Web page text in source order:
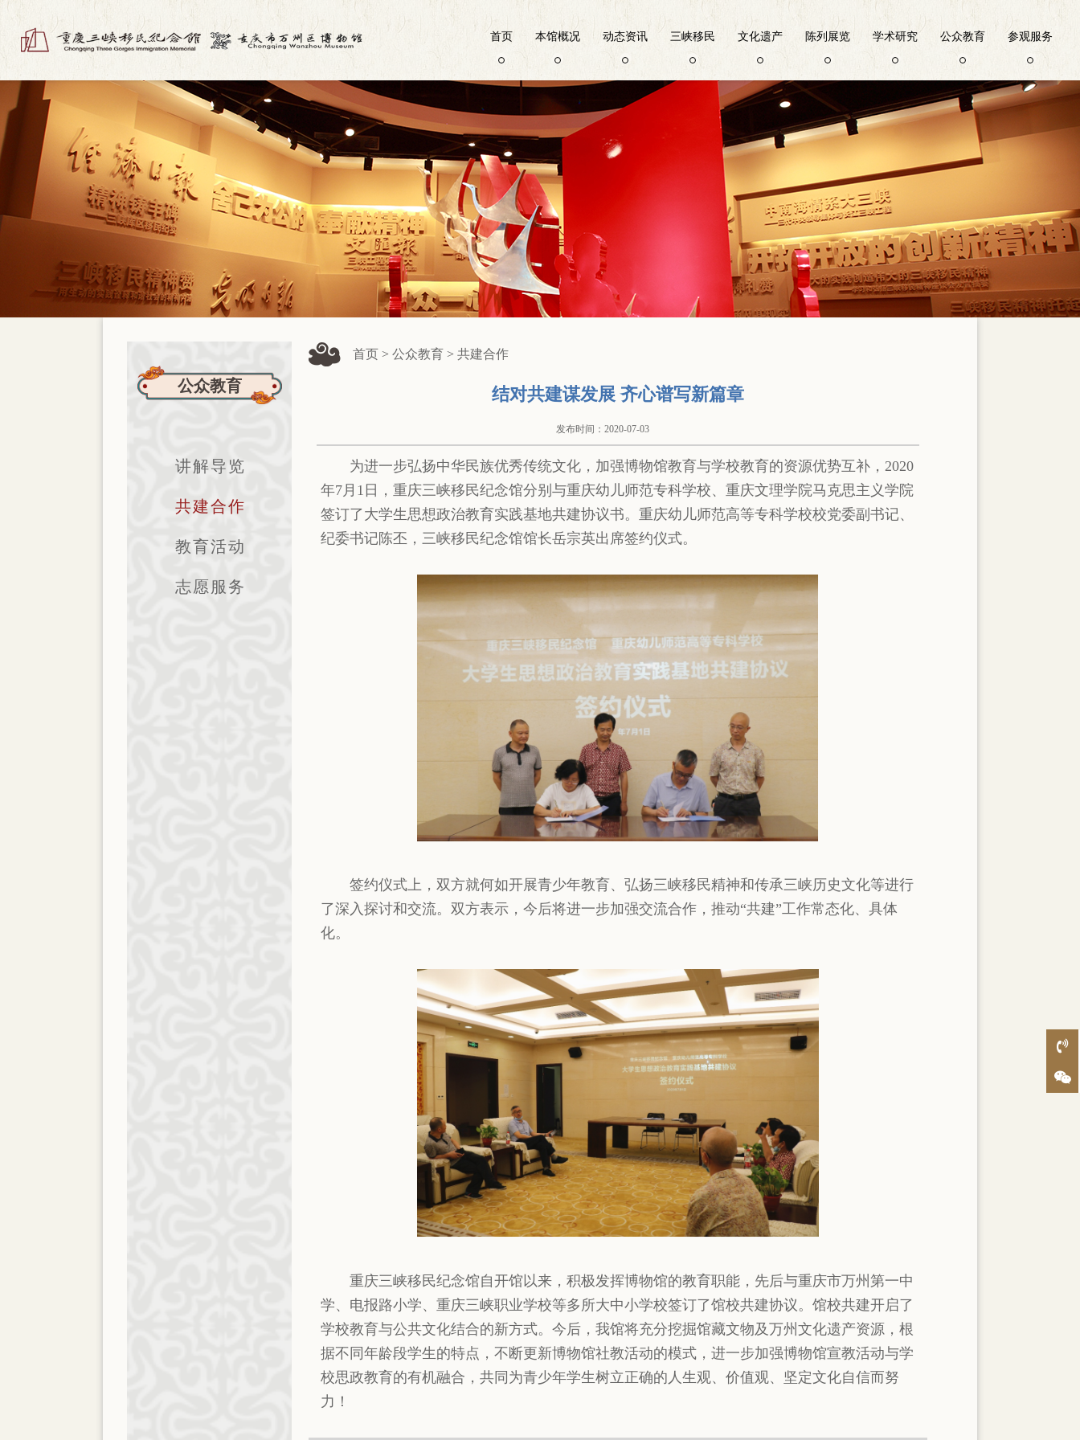
首页 本馆概况 动态资讯 三峡移民 文化遗产 陈列展览 学术研究 公众教育 参观服务
公众教育
讲解导览
共建合作
教育活动
志愿服务
首页 > 公众教育 > 共建合作
结对共建谋发展 齐心谱写新篇章
发布时间：2020-07-03
为进一步弘扬中华民族优秀传统文化，加强博物馆教育与学校教育的资源优势互补，2020
年7月1日，重庆三峡移民纪念馆分别与重庆幼儿师范专科学校、重庆文理学院马克思主义学院
签订了大学生思想政治教育实践基地共建协议书。重庆幼儿师范高等专科学校校党委副书记、
纪委书记陈丕，三峡移民纪念馆馆长岳宗英出席签约仪式。
签约仪式上，双方就何如开展青少年教育、弘扬三峡移民精神和传承三峡历史文化等进行
了深入探讨和交流。双方表示，今后将进一步加强交流合作，推动“共建”工作常态化、具体
化。
重庆三峡移民纪念馆自开馆以来，积极发挥博物馆的教育职能，先后与重庆市万州第一中
学、电报路小学、重庆三峡职业学校等多所大中小学校签订了馆校共建协议。馆校共建开启了
学校教育与公共文化结合的新方式。今后，我馆将充分挖掘馆藏文物及万州文化遗产资源，根
据不同年龄段学生的特点，不断更新博物馆社教活动的模式，进一步加强博物馆宣教活动与学
校思政教育的有机融合，共同为青少年学生树立正确的人生观、价值观、坚定文化自信而努
力！